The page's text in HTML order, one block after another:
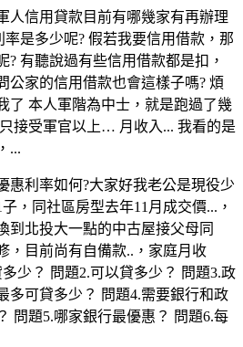
人信用貸款目前有哪幾家有再辦理
率是多少呢? 假若我要信用借款，那
? 有聽說過有些信用借款都是扣，
公家的信用借款也會這樣子嗎? 煩
了 本人軍階為中士，就是跑過了幾
接受軍官以上… 月收入... 我看的是
...
惠利率如何?大家好我老公是現役少
，同社區房型去年11月成交價...，
到北投大一點的中古屋接父母同
，目前尚有自備款..，家庭月收
少？ 問題2.可以貸多少？ 問題3.政
多可貸多少？ 問題4.需要銀行和政
問題5.哪家銀行最優惠？ 問題6.每